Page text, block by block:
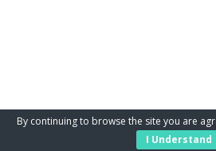
By continuing to browse the site you are
I Understand